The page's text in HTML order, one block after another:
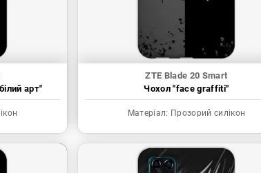
арт"
ZTE Blade 20 Smart
Чохол "face graffiti"
Матеріал: Прозорий силікон